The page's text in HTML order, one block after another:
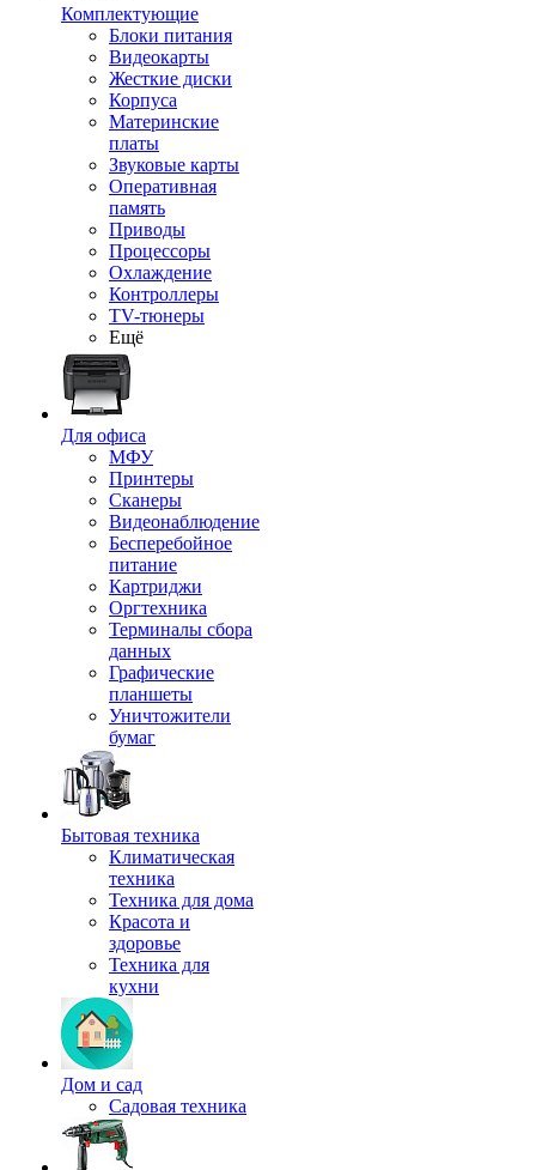
Комплектующие
Блоки питания
Видеокарты
Жесткие диски
Корпуса
Материнские
платы
Звуковые карты
Оперативная
память
Приводы
Процессоры
Охлаждение
Контроллеры
TV-тюнеры
Ещё
Для офиса
МФУ
Принтеры
Сканеры
Видеонаблюдение
Бесперебойное
питание
Картриджи
Оргтехника
Терминалы сбора
данных
Графические
планшеты
Уничтожители
бумаг
Бытовая техника
Климатическая
техника
Техника для дома
Красота и
здоровье
Техника для
кухни
Дом и сад
Садовая техника